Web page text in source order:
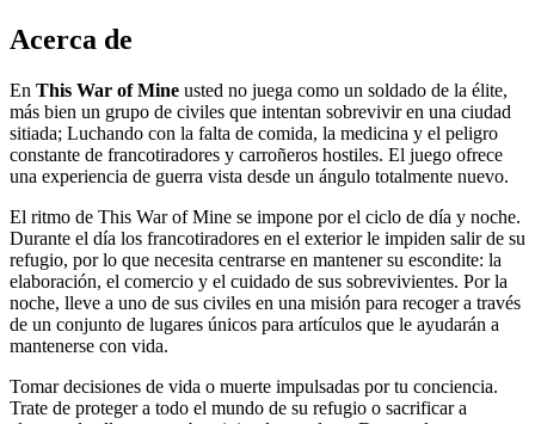
Acerca de
En This War of Mine usted no juega como un soldado de la élite,
más bien un grupo de civiles que intentan sobrevivir en una ciudad
sitiada; Luchando con la falta de comida, la medicina y el peligro
constante de francotiradores y carroñeros hostiles. El juego ofrece
una experiencia de guerra vista desde un ángulo totalmente nuevo.
El ritmo de This War of Mine se impone por el ciclo de día y noche.
Durante el día los francotiradores en el exterior le impiden salir de su
refugio, por lo que necesita centrarse en mantener su escondite: la
elaboración, el comercio y el cuidado de sus sobrevivientes. Por la
noche, lleve a uno de sus civiles en una misión para recoger a través
de un conjunto de lugares únicos para artículos que le ayudarán a
mantenerse con vida.
Tomar decisiones de vida o muerte impulsadas por tu conciencia.
Trate de proteger a todo el mundo de su refugio o sacrificar a